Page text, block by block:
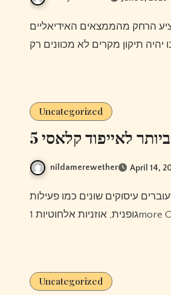
Uncategorized
לאייפוד קלאסי
nildamerewether April 14,
Uncategorized